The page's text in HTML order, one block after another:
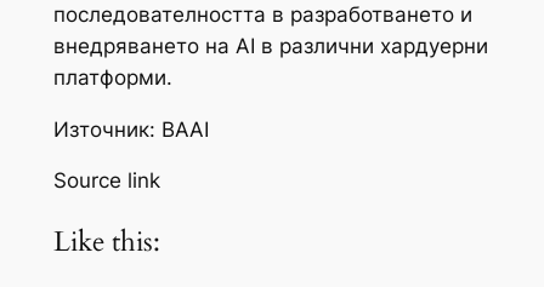
последователността в разработването и
внедряването на AI в различни хардуерни
платформи.
Източник: BAAI
Source link
Like this: